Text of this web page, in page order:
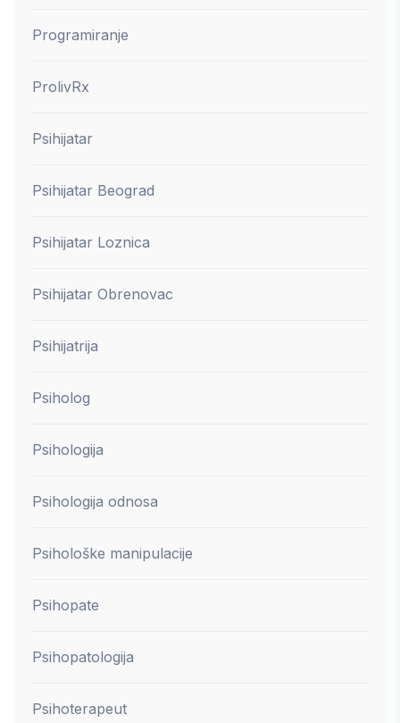
Programiranje
ProlivRx
Psihijatar
Psihijatar Beograd
Psihijatar Loznica
Psihijatar Obrenovac
Psihijatrija
Psiholog
Psihologija
Psihologija odnosa
Psihološke manipulacije
Psihopate
Psihopatologija
Psihoterapeut